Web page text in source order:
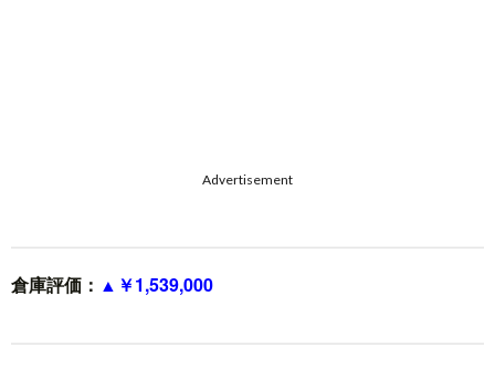
Advertisement
倉庫評価： ▲￥1,539,000